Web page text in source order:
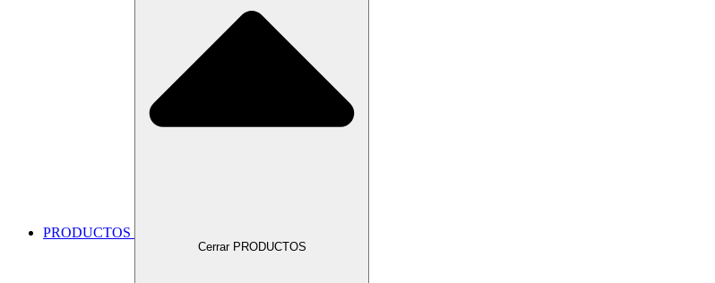
PRODUCTOS
Cerrar PRODUCTOS